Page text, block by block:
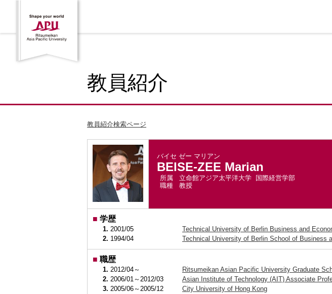
教員紹介
教員紹介検索ページ
バイセ ゼー マリアン
BEISE-ZEE Marian
所属
立命館アジア太平洋大学 国際経営学部
職種
教授
■ 学歴
1. 2001/05
Technical University of Berlin Business and
2. 1994/04 Technical University of Berlin School of Business
■ 職歴
1. 2012/04～
Ritsumeikan Asian Pacific University Graduate
2. 2006/01～2012/03
Asian Institute of Technology (AIT) Associate
3. 2005/06～2005/12
City University of Hong Kong